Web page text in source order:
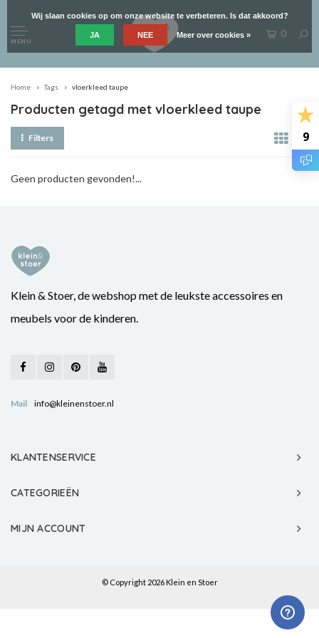
9
MENU
0
Home Tags vloerkleed taupe
Producten getagd met vloerkleed taupe
Filters
Geen producten gevonden!...
Klein & Stoer, de webshop met de leukste accessoires en
meubels voor de kinderen.
Mail info@kleinenstoer.nl
KLANTENSERVICE
CATEGORIEËN
MIJN ACCOUNT
© Copyright 2026 Klein en Stoer
Wij slaan cookies op om onze website te verbeteren. Is dat akkoord?
JA NEE Meer over cookies »